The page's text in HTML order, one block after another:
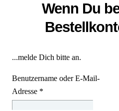
Wenn Du
...melde Dich bitte an.
Benutzername oder E-Mail-
Adresse *